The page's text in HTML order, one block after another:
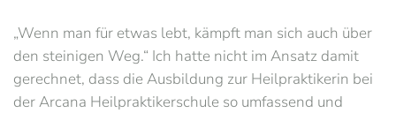
„Wenn man für etwas lebt, kämpft man sich auch über
den steinigen Weg.“ Ich hatte nicht im Ansatz damit
gerechnet, dass die Ausbildung zur Heilpraktikerin bei
der Arcana Heilpraktikerschule so umfassend und